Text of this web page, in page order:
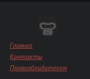
Главная
Контакты
Правообладателям